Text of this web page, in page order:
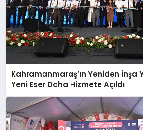
Kahramanmaraş’ın Yeniden İnşa
Yeni Eser Daha Hizmete Açıldı